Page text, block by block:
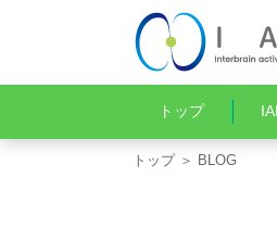
トップ
トップ＞ BLOG